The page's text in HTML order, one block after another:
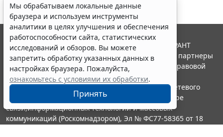
ознакомьтесь с условиями их обработки
Принять
Erid: 4CQwVszH9pWwojUA9Q3 Реклама
Получите полный доступ к системе
ГАРАНТ бесплатно на 3 дня!
Получить доступ
© ООО "НПП "ГАРАНТ-СЕРВИС", 2026. Система ГАРАНТ
выпускается с 1990 года. Компания "Гарант" и ее партнеры
являются участниками Российской ассоциации правовой
информации ГАРАНТ.
Портал ГАРАНТ.РУ зарегистрирован в качестве сетевого
издания Федеральной службой по надзору в сфере
связи,информационных технологий и массовых
коммуникаций (Роскомнадзором), Эл № ФС77-58365 от 18